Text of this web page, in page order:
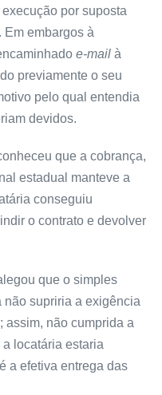
por suposta
embargos à
e-mail à
previamente o seu
pelo qual entendia
devidos.
que a cobrança,
estadual manteve a
conseguiu
o contrato e devolver
que o simples
não supriria a exigência
assim, não cumprida a
locatária estaria
a efetiva entrega das